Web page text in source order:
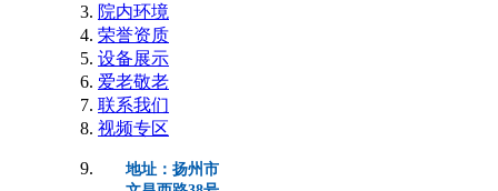
院内环境
荣誉资质
设备展示
爱老敬老
联系我们
视频专区
地址：扬州市